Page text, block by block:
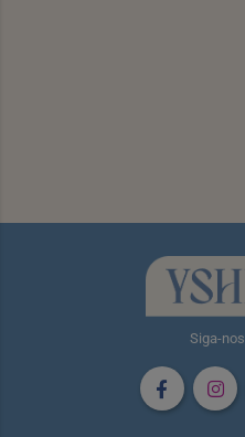
Siga-nos